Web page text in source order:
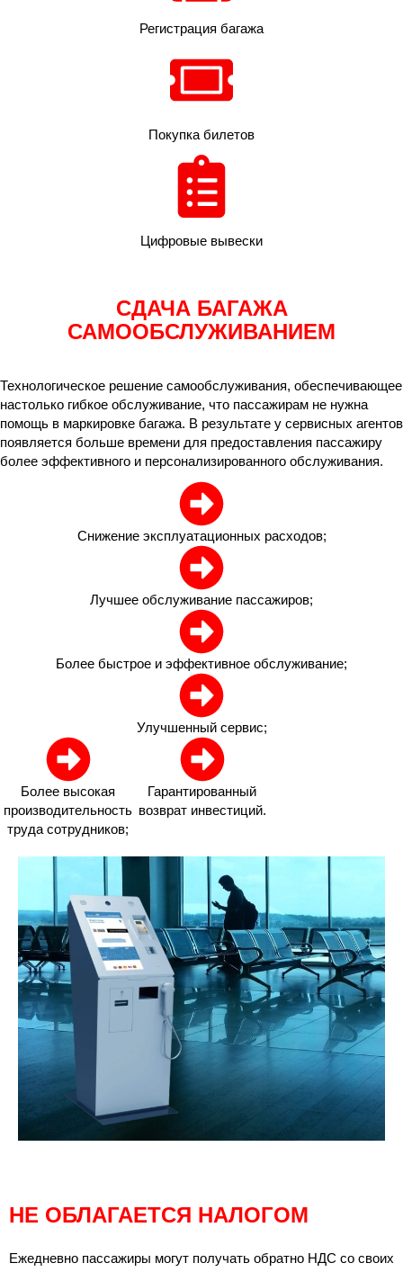
Регистрация багажа
Покупка билетов
Цифровые вывески
СДАЧА БАГАЖА
САМООБСЛУЖИВАНИЕМ
Технологическое решение самообслуживания, обеспечивающее
настолько гибкое обслуживание, что пассажирам не нужна
помощь в маркировке багажа. В результате у сервисных агентов
появляется больше времени для предоставления пассажиру
более эффективного и персонализированного обслуживания.
Снижение эксплуатационных расходов;
Лучшее обслуживание пассажиров;
Более быстрое и эффективное обслуживание;
Улучшенный сервис;
Более высокая
производительность
труда сотрудников;
Гарантированный
возврат инвестиций.
НЕ ОБЛАГАЕТСЯ НАЛОГОМ
Ежедневно пассажиры могут получать обратно НДС со своих